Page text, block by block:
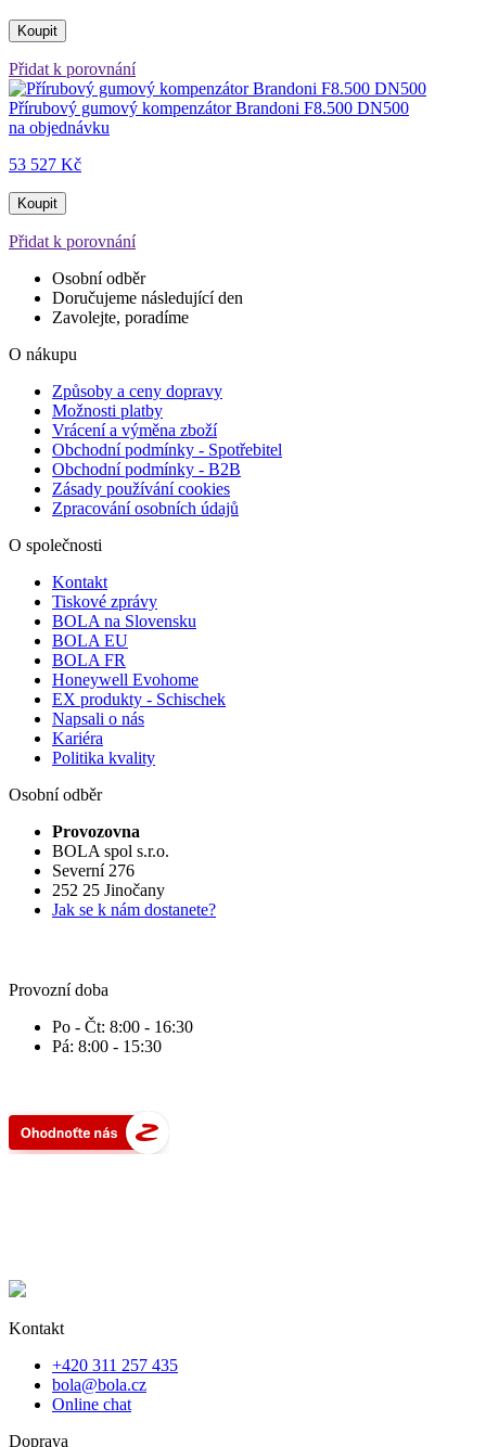
Koupit
Přidat k porovnání
Přírubový gumový kompenzátor Brandoni F8.500 DN500
na objednávku
53 527 Kč
Koupit
Přidat k porovnání
Osobní odběr
Doručujeme následující den
Zavolejte, poradíme
O nákupu
Způsoby a ceny dopravy
Možnosti platby
Vrácení a výměna zboží
Obchodní podmínky - Spotřebitel
Obchodní podmínky - B2B
Zásady používání cookies
Zpracování osobních údajů
O společnosti
Kontakt
Tiskové zprávy
BOLA na Slovensku
BOLA EU
BOLA FR
Honeywell Evohome
EX produkty - Schischek
Napsali o nás
Kariéra
Politika kvality
Osobní odběr
Provozovna
BOLA spol s.r.o.
Severní 276
252 25 Jinočany
Jak se k nám dostanete?
Provozní doba
Po - Čt: 8:00 - 16:30
Pá: 8:00 - 15:30
Kontakt
+420 311 257 435
bola@bola.cz
Online chat
Doprava